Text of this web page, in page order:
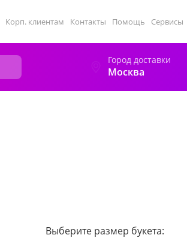
Корп. клиентам Контакты Помощь Сервисы
Город доставки
Москва
Выберите размер букета: